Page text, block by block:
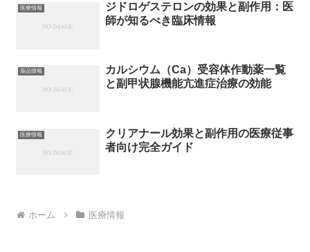
医療情報
ジドロゲステロンの効果と副作用：医
師が知るべき臨床情報
薬品情報
カルシウム（Ca）受容体作動薬一覧
と副甲状腺機能亢進症治療の効能
医療情報
クリアナール効果と副作用の医療従事
者向け完全ガイド
ホーム 医療情報